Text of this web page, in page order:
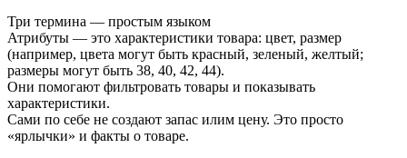
Три термина — простым языком
Атрибуты — это характеристики товара: цвет, размер
(например, цвета могут быть красный, зеленый, желтый;
размеры могут быть 38, 40, 42, 44).
Они помогают фильтровать товары и показывать
характеристики.
Сами по себе не создают запас илим цену. Это просто
«ярлычки» и факты о товаре.